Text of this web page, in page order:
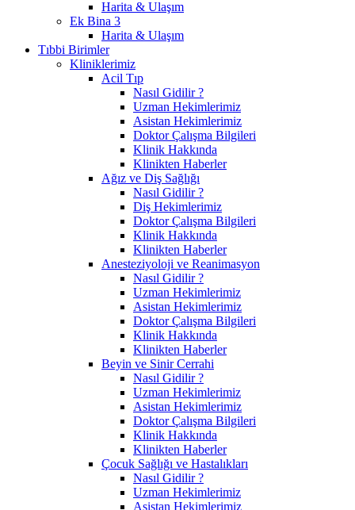
Harita & Ulaşım
Ek Bina 3
Harita & Ulaşım
Tıbbi Birimler
Kliniklerimiz
Acil Tıp
Nasıl Gidilir ?
Uzman Hekimlerimiz
Asistan Hekimlerimiz
Doktor Çalışma Bilgileri
Klinik Hakkında
Klinikten Haberler
Ağız ve Diş Sağlığı
Nasıl Gidilir ?
Diş Hekimlerimiz
Doktor Çalışma Bilgileri
Klinik Hakkında
Klinikten Haberler
Anesteziyoloji ve Reanimasyon
Nasıl Gidilir ?
Uzman Hekimlerimiz
Asistan Hekimlerimiz
Doktor Çalışma Bilgileri
Klinik Hakkında
Klinikten Haberler
Beyin ve Sinir Cerrahi
Nasıl Gidilir ?
Uzman Hekimlerimiz
Asistan Hekimlerimiz
Doktor Çalışma Bilgileri
Klinik Hakkında
Klinikten Haberler
Çocuk Sağlığı ve Hastalıkları
Nasıl Gidilir ?
Uzman Hekimlerimiz
Asistan Hekimlerimiz